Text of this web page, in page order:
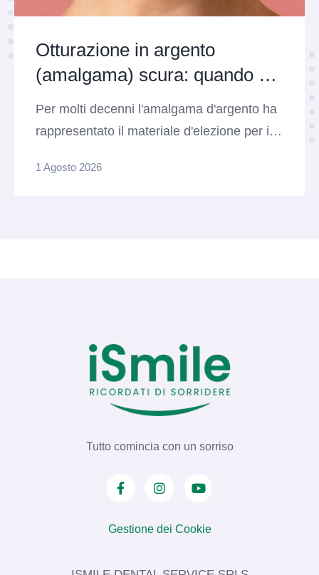
Otturazione in argento
(amalgama) scura: quando e
perché sostituirla
Per molti decenni l'amalgama d'argento ha
rappresentato il materiale d'elezione per il
Caratterizzate da tantissima resistenza
1 Agosto 2026
Tutto comincia con un sorriso
Gestione dei Cookie